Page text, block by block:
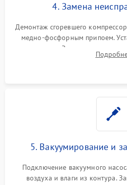
4. Замена
Демонтаж сгоревшего
медно-фосфорным припоем.
осушителя. Замена
сломанных заслонок или
5. Вакуумирование и
Подключение вакуумного
воздуха и влаги из контура.